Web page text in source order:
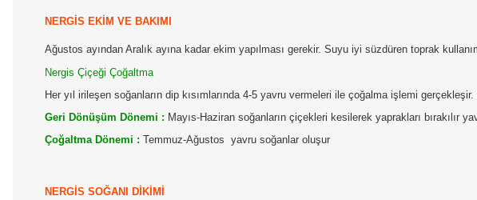
NERGİS EKİM VE BAKIMI
Ağustos ayından Aralık ayına kadar ekim yapılması gerekir. Suyu iyi süzdüren toprak
Nergis Çiçeği Çoğaltma
Her yıl irileşen soğanların dip kısımlarında 4-5 yavru vermeleri ile çoğalma işlemi
Geri Dönüşüm Dönemi : Mayıs-Haziran soğanların çiçekleri kesilerek yaprakları bırakılır
Çoğaltma Dönemi : Temmuz-Ağustos yavru soğanlar oluşur
NERGİS SOĞANI DİKİMİ